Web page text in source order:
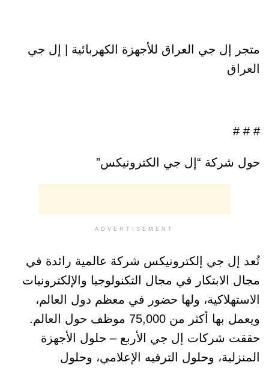
متجر إل جي العراق للأجهزة الكهربائية | إل جي
العراق
# # #
حول شركة “إل جي الكترونيكس”
ADVERTISEMENT
تُعد إل جي إلكترونيكس شركة عالمية رائدة في
مجال الابتكار في مجال التكنولوجيا والإلكترونيات
الاستهلاكية، ولها حضور في معظم دول العالم،
ويعمل بها أكثر من 75,000 موظف حول العالم.
حققت شركات إل جي الأربع – حلول الأجهزة
المنزلية، وحلول الترفيه الإعلامي، وحلول